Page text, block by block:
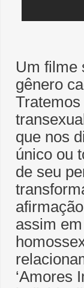
Um filme
gênero
que nos
único ou
de seu
assim
‘Amores